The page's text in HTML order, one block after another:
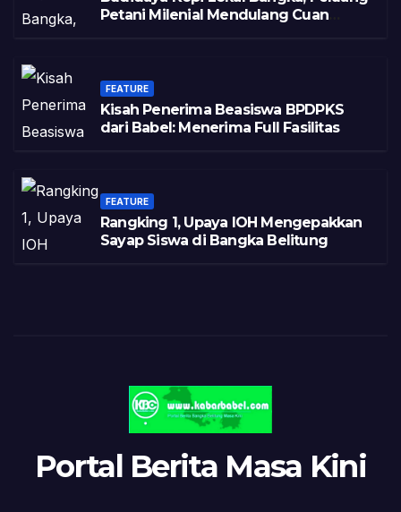
Petani Milenial Mendulang Cuan
FEATURE
Kisah Penerima Beasiswa BPDPKS
dari Babel: Menerima Full Fasilitas
FEATURE
Rangking 1, Upaya IOH Mengepakkan
Sayap Siswa di Bangka Belitung
Portal Berita Masa Kini